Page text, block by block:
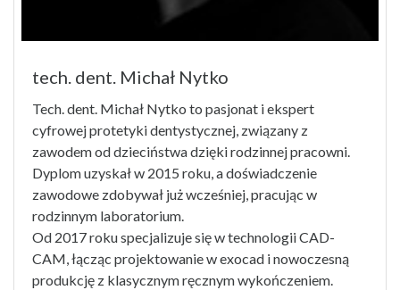
tech. dent. Michał Nytko
Tech. dent. Michał Nytko to pasjonat i ekspert
cyfrowej protetyki dentystycznej, związany z
zawodem od dzieciństwa dzięki rodzinnej pracowni.
Dyplom uzyskał w 2015 roku, a doświadczenie
zawodowe zdobywał już wcześniej, pracując w
rodzinnym laboratorium.
Od 2017 roku specjalizuje się w technologii CAD-
CAM, łącząc projektowanie w exocad i nowoczesną
produkcję z klasycznym ręcznym wykończeniem.